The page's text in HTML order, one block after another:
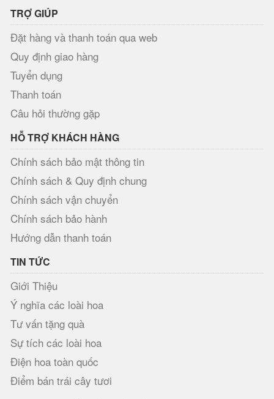
TRỢ GIÚP
Đặt hàng và thanh toán qua web
Quy định giao hàng
Tuyển dụng
Thanh toán
Câu hỏi thường gặp
HỖ TRỢ KHÁCH HÀNG
Chính sách bảo mật thông tin
Chính sách & Quy định chung
Chính sách vận chuyển
Chính sách bảo hành
Hướng dẫn thanh toán
TIN TỨC
Giới Thiệu
Ý nghĩa các loài hoa
Tư vấn tặng quà
Sự tích các loài hoa
Điện hoa toàn quốc
Điểm bán trái cây tươi